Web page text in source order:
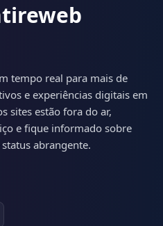
tempo real para mais de
e experiências digitais em
sites estão fora do ar,
e fique informado sobre
abrangente.